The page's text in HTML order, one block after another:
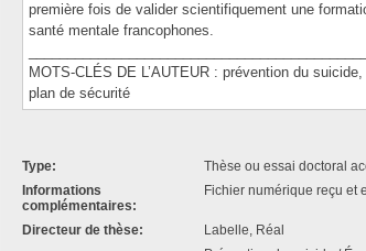
première fois de valider scientifiquement une
santé mentale francophones.
MOTS-CLÉS DE L’AUTEUR : prévention du
plan de sécurité
Type:
Thèse ou essai doctoral
Informations
complémentaires:
Fichier numérique reçu et
Directeur de thèse:
Labelle, Réal